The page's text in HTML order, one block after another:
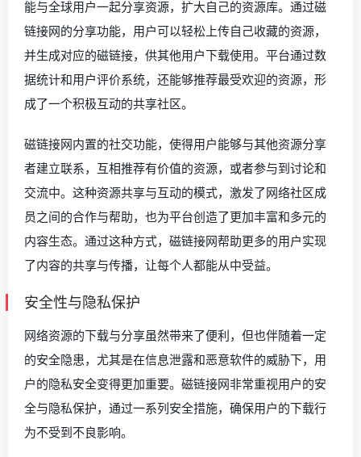
能与全球用户一起分享资源，扩大自己的资源库。通过磁
链接网的分享功能，用户可以轻松上传自己收藏的资源，
并生成对应的磁链接，供其他用户下载使用。平台通过数
据统计和用户评价系统，还能够推荐最受欢迎的资源，形
成了一个积极互动的共享社区。
磁链接网内置的社交功能，使得用户能够与其他资源分享
者建立联系，互相推荐有价值的资源，或者参与到讨论和
交流中。这种资源共享与互动的模式，激发了网络社区成
员之间的合作与帮助，也为平台创造了更加丰富和多元的
内容生态。通过这种方式，磁链接网帮助更多的用户实现
了内容的共享与传播，让每个人都能从中受益。
安全性与隐私保护
网络资源的下载与分享虽然带来了便利，但也伴随着一定
的安全隐患，尤其是在信息泄露和恶意软件的威胁下，用
户的隐私安全变得更加重要。磁链接网非常重视用户的安
全与隐私保护，通过一系列安全措施，确保用户的下载行
为不受到不良影响。